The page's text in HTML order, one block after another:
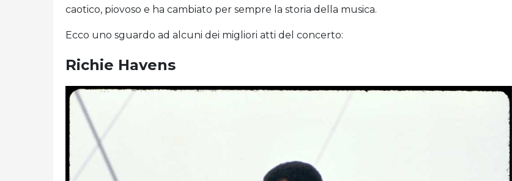
caotico, piovoso e ha cambiato per sempre la storia della musica.
Ecco uno sguardo ad alcuni dei migliori atti del concerto:
Richie Havens